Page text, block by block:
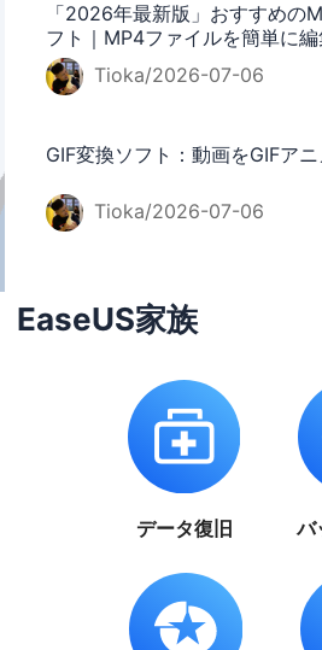
「2026年最新版」おすすめの
フト｜MP4ファイルを簡単に
Tioka/2026-07-06
GIF変換ソフト：動画をGIFア
Tioka/2026-07-06
EaseUS家族
データ復旧 バ